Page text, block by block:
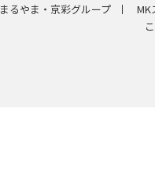
まるやま・京彩グループ MK